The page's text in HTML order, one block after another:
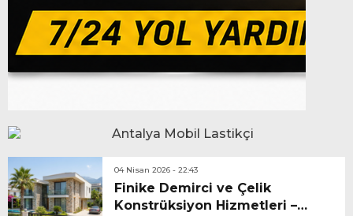
04 Nisan 2026 - 22:43
Finike Demirci ve Çelik
Konstrüksiyon Hizmetleri –